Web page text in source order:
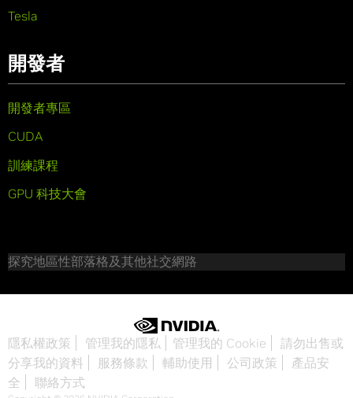
Tesla
開發者
開發者專區
CUDA
訓練課程
GPU 科技大會
探究地區性部落格及其他社交網路
隱私權政策 管理我的隱私 管理我的 Cookie
請勿出售或
分享我的資料
服務條款 輔助使用 公司政策
產品安
全
聯絡方式